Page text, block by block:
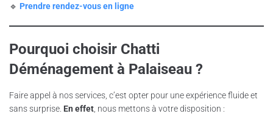
🔹 Prendre rendez-vous en ligne
Pourquoi choisir Chatti
Déménagement à Palaiseau ?
Faire appel à nos services, c’est opter pour une expérience fluide et
sans surprise. En effet , nous mettons à votre disposition :